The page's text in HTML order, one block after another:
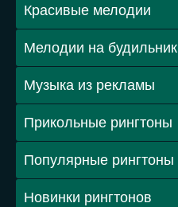
Красивые мелодии
Мелодии на будильник
Музыка из рекламы
Прикольные рингтоны
Популярные рингтоны
Новинки рингтонов